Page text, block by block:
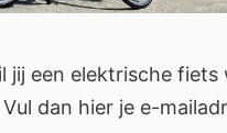
jij een elektrische fiets
Vul dan hier je e-